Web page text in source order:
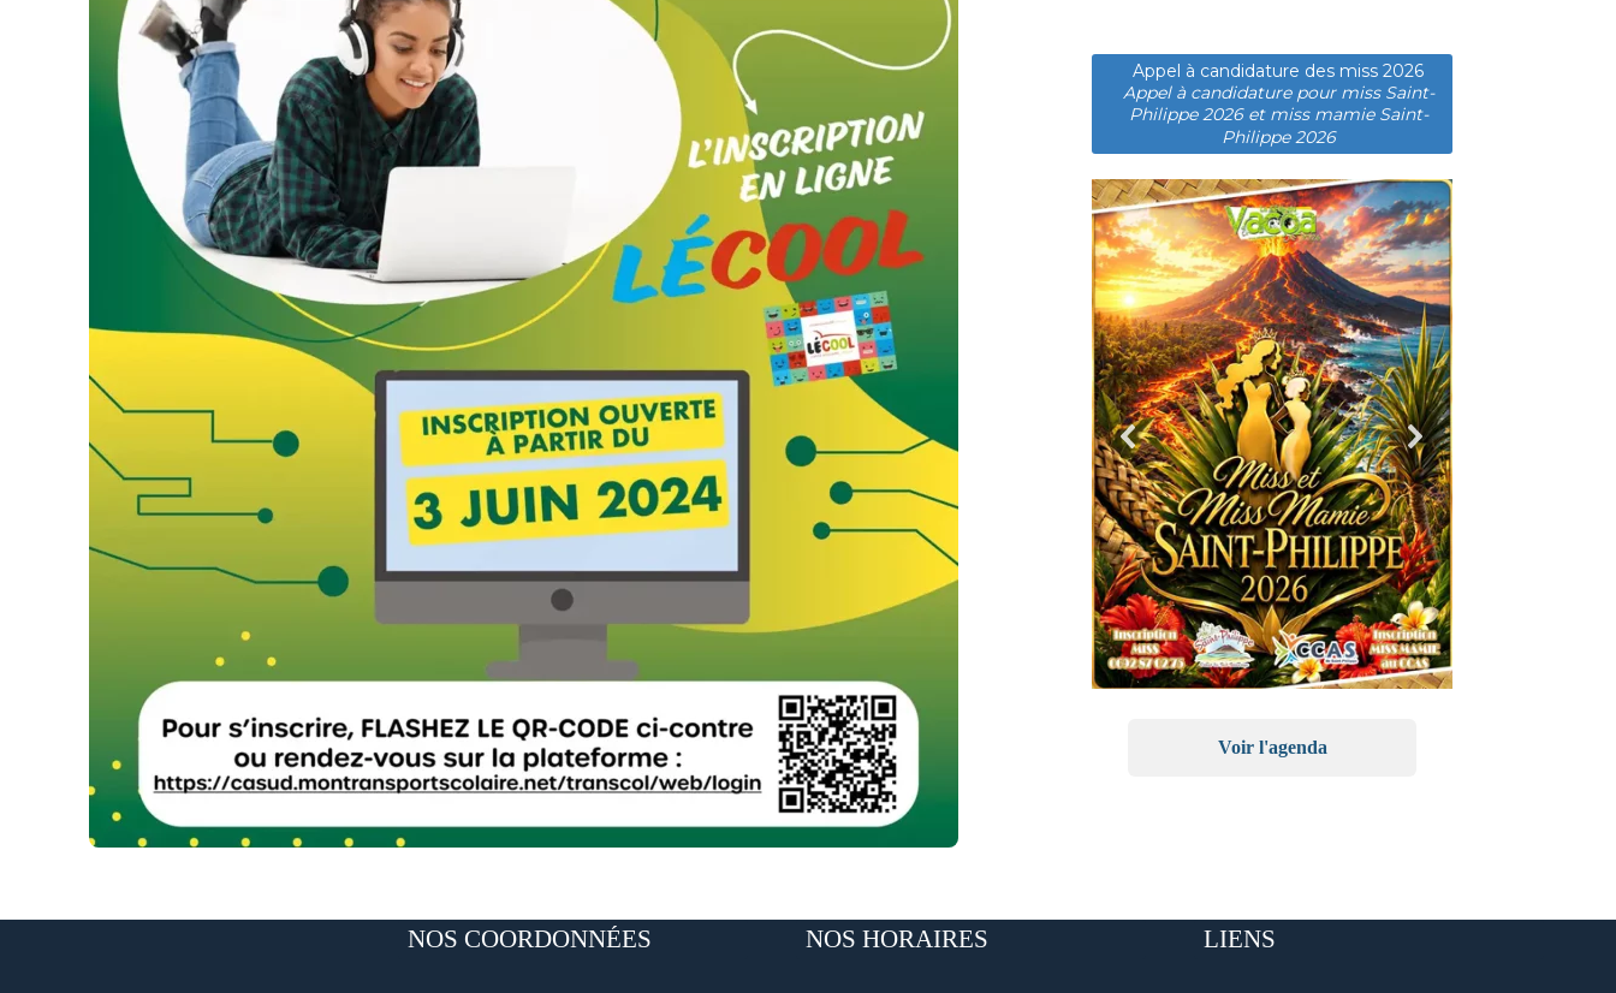
Appel à candidature des miss 2026
Appel à candidature pour miss Saint-
Philippe 2026 et miss mamie Saint-
Philippe 2026
Voir l'agenda
NOS COORDONNÉES NOS HORAIRES LIENS